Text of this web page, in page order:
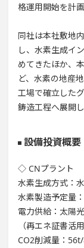
格運用開始を計画
同社は本社敷地
し、水素生成イ
めてきたほか、
ど、水素の地産
工場で確立した
鋳造工程へ展開
設備投資概要
◇ CNプラント
水素生成方式：
水素製造予定量
電力供給：太陽
（再エネ証書活用
CO2削減量：56t/